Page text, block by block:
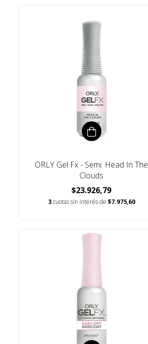
ORLY Gel Fx - Semi. Head In The
Clouds
$23.926,79
3cuotas sin interés de $7.975,60